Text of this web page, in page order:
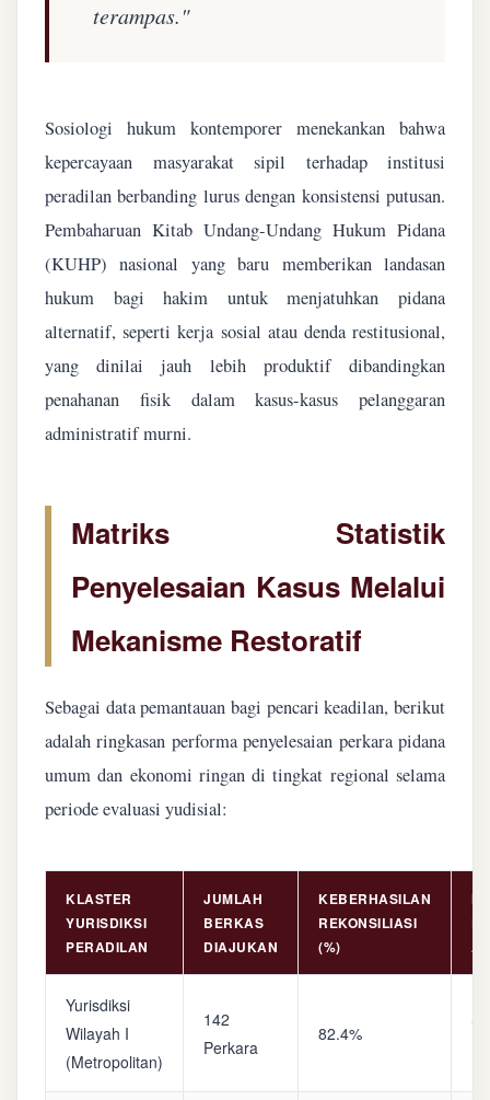
terampas."
Sosiologi hukum kontemporer menekankan bahwa
kepercayaan masyarakat sipil terhadap institusi
peradilan berbanding lurus dengan konsistensi putusan.
Pembaharuan Kitab Undang-Undang Hukum Pidana
(KUHP) nasional yang baru memberikan landasan
hukum bagi hakim untuk menjatuhkan pidana
alternatif, seperti kerja sosial atau denda restitusional,
yang dinilai jauh lebih produktif dibandingkan
penahanan fisik dalam kasus-kasus pelanggaran
administratif murni.
Matriks Statistik
Penyelesaian Kasus Melalui
Mekanisme Restoratif
Sebagai data pemantauan bagi pencari keadilan, berikut
adalah ringkasan performa penyelesaian perkara pidana
umum dan ekonomi ringan di tingkat regional selama
periode evaluasi yudisial:
KLASTER
YURISDIKSI
PERADILAN
JUMLAH
BERKAS
DIAJUKAN
KEBERHASILAN
REKONSILIASI
(%)
Yurisdiksi
Wilayah I
(Metropolitan)
142
Perkara
82.4%